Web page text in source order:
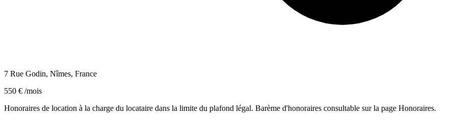
7 Rue Godin, Nîmes, France
550 € /mois
Honoraires de location à la charge du locataire dans la limite du plafond légal. Barème d'honoraires consultable sur la page Honoraires.